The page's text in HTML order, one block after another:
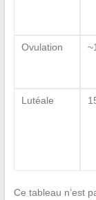
Ovulation
Lutéale
Ce tableau n’est